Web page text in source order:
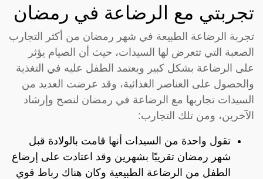
تجربتي مع الرضاعة في رمضان
تجربة الرضاعة الطبيعة في شهر رمضان من أكثر التجارب
الصعبة التي تتعرض لها السيدات، حيث أن الصيام يؤثر
على الرضاعة بشكل كبير ويعتمد الطفل عليه في التغذية
والحصول على العناصر الغذائية، وقد عرضت العديد من
السيدات تجاربها مع الرضاعة في رمضان لنصح وإرشاد
الآخرين، ومن تلك التجارب:
تقول واحدة من السيدات أنها قامت بالولادة قبل
شهر رمضان تقريبًا بشهرين وقد اعتادت على إرضاع
الطفل من الرضاعة الطبيعية وكان هناك رباط قوي